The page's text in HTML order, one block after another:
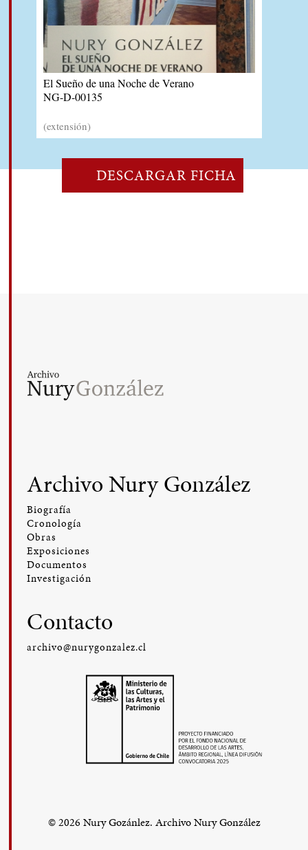
DESCARGAR FICHA
El Sueño de una Noche de Verano
NG-D-00135
(extensión)
Archivo Nury González
Biografía
Cronología
Obras
Exposiciones
Documentos
Investigación
Contacto
archivo@nurygonzalez.cl
© 2026 Nury Gozánlez. Archivo Nury González